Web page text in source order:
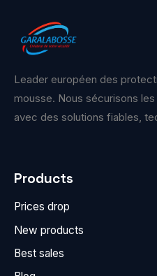
Leader européen des
mousse. Nous sécurisons
avec des solutions fiables,
Products
Prices drop
New products
Best sales